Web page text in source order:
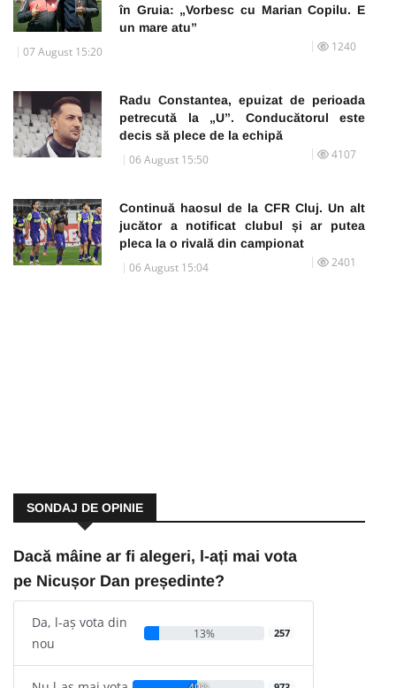
în Gruia: „Vorbesc cu Marian Copilu. E
un mare atu”
07 August 15:20 1240
Radu Constantea, epuizat de perioada
petrecută la „U”. Conducătorul este
decis să plece de la echipă
06 August 15:50 4107
Continuă haosul de la CFR Cluj. Un alt
jucător a notificat clubul și ar putea
pleca la o rivală din campionat
06 August 15:04 2401
SONDAJ DE OPINIE
Dacă mâine ar fi alegeri, l-ați mai vota
pe Nicușor Dan președinte?
Da, l-aș vota din
nou
13% 257